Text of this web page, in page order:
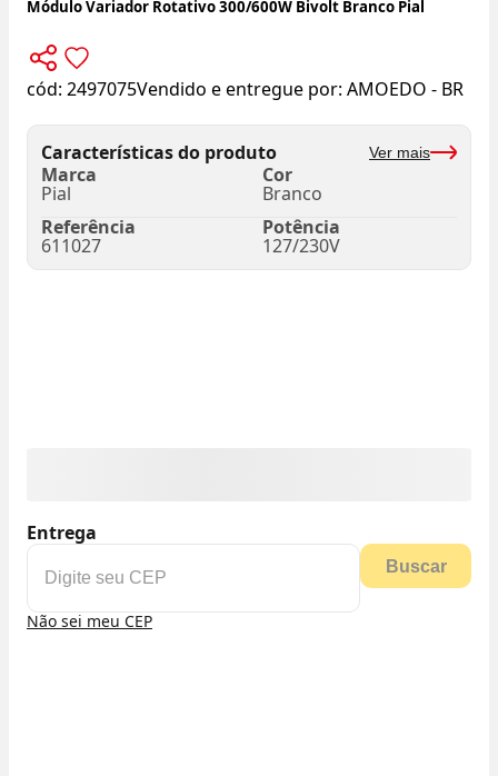
Módulo Variador Rotativo 300/600W Bivolt Branco Pial
cód: 2497075Vendido e entregue por: AMOEDO - BR
Características do produto Ver mais
Marca
Pial
Cor
Branco
Referência
611027
Potência
127/230V
Entrega
Buscar
Não sei meu CEP